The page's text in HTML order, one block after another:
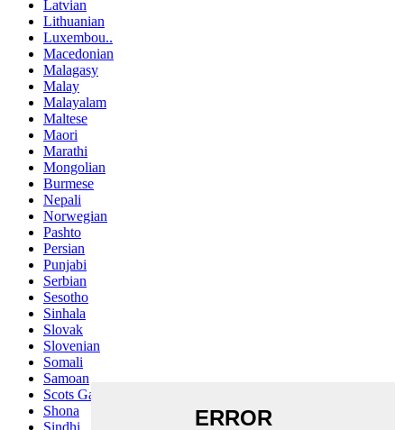
Latvian
Lithuanian
Luxembou..
Macedonian
Malagasy
Malay
Malayalam
Maltese
Maori
Marathi
Mongolian
Burmese
Nepali
Norwegian
Pashto
Persian
Punjabi
Serbian
Sesotho
Sinhala
Slovak
Slovenian
Somali
Samoan
Scots Gaelic
Shona